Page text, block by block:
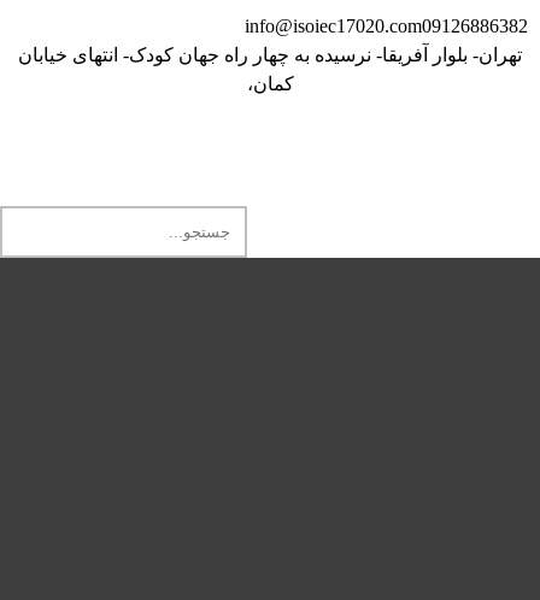
09126886382
info@isoiec17020.com
تهران- بلوار آفریقا- نرسیده به چهار راه جهان کودک- انتهای خیابان
کمان،